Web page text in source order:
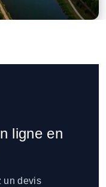
ligne en
un devis